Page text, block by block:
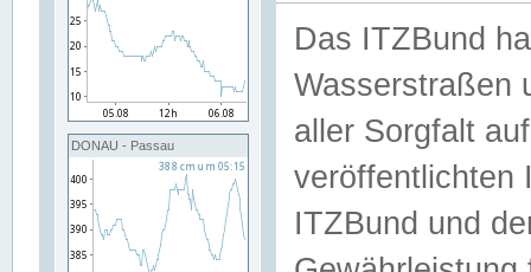
DONAU - Passau
Das ITZBund
Wasserstraßen
aller Sorgfalt
veröffentlichten
ITZBund und